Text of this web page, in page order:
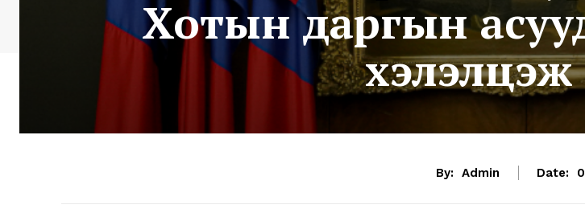
Хотын даргын
By: Admin Date: